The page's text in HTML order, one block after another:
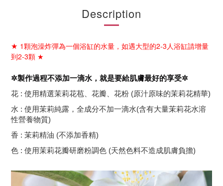
Description
★ 1顆泡澡炸彈為一個浴缸的水量，如遇大型的2-3人浴缸請增量
到2-3顆 ★
✲製作過程不添加一滴水，就是要給肌膚最好的享受✲
花 : 使用精選茉莉花苞、花瓣、花粉 (原汁原味的茉莉花精華)
水 : 使用茉莉純露，全成分不加一滴水(含有大量茉莉花水溶
性營養物質)
香 : 茉莉精油 (不添加香精)
色 : 使用茉莉花瓣研磨粉調色 (天然色料不造成肌膚負擔)